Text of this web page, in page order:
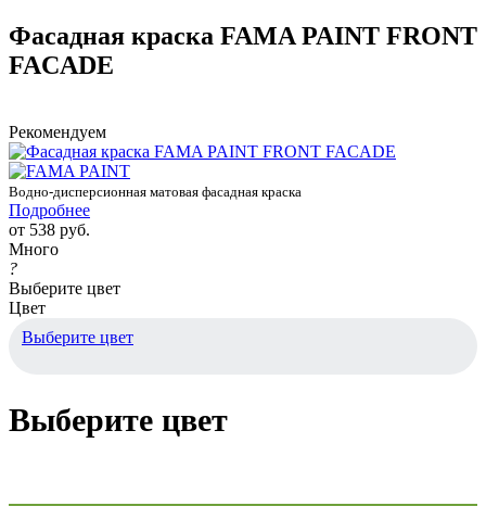
Фасадная краска FAMA PAINT FRONT
FACADE
Рекомендуем
Водно-дисперсионная матовая фасадная краска
Подробнее
от 538 руб.
Много
?
Выберите цвет
Цвет
Выберите цвет
Выберите цвет